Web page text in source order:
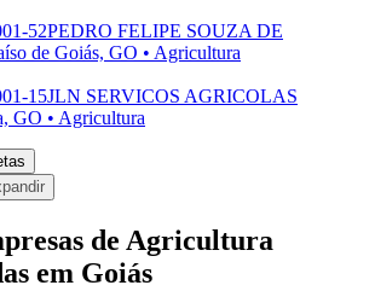
52PEDRO FELIPE SOUZA DE
de Goiás, GO • Agricultura
15JLN SERVICOS AGRICOLAS
GO • Agricultura
de Agricultura
em Goiás